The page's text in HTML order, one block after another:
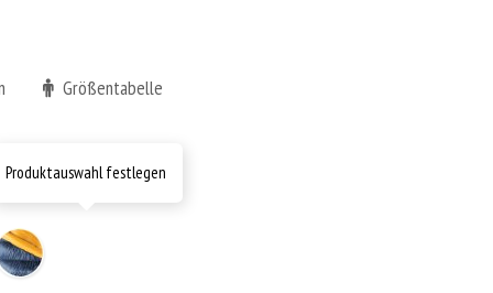
Größentabelle
Produktauswahl festlegen